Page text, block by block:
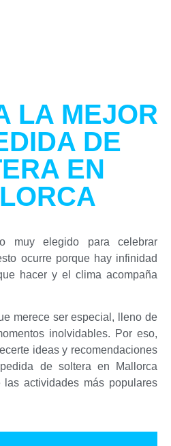
LA MEJOR
DE
EN
muy elegido para celebrar
ocurre porque hay infinidad
hacer y el clima acompaña
merece ser especial, lleno de
inolvidables. Por eso,
ideas y recomendaciones
de soltera en Mallorca
actividades más populares